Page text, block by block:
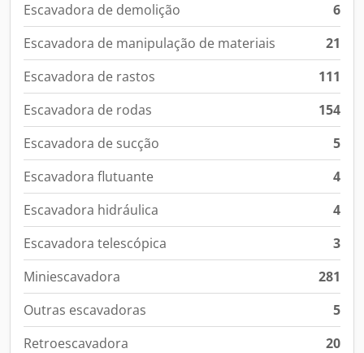
Escavadora de demolição
6
Escavadora de manipulação de materiais
21
Escavadora de rastos
111
Escavadora de rodas
154
Escavadora de sucção
5
Escavadora flutuante
4
Escavadora hidráulica
4
Escavadora telescópica
3
Miniescavadora
281
Outras escavadoras
5
Retroescavadora
20